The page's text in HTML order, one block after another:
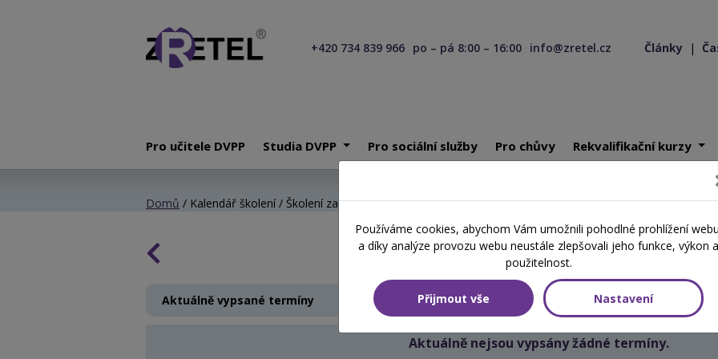
+420 734 839 966 po – pá 8:00 – 16:00 info@zretel.cz Články |
Pro učitele DVPP Studia DVPP Pro sociální služby Pro chůvy Rekvalifikační kurzy
Domů / Kalendář školení / Školení začínající 23. 06. 2025
Školení začínající 23. 06. 2025
Aktuálně vypsané termíny
Aktuálně nejsou vypsány žádné termíny.
Používáme cookies, abychom Vám umožnili pohodlné prohlížení
a díky analýze provozu webu neustále zlepšovali jeho funkce, výkon a
použitelnost.
Přijmout vše Nastavení